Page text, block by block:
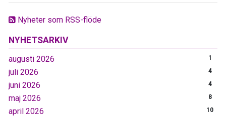
Nyheter som RSS-flöde
NYHETSARKIV
augusti 2026 1
juli 2026 4
juni 2026 4
maj 2026 8
april 2026 10